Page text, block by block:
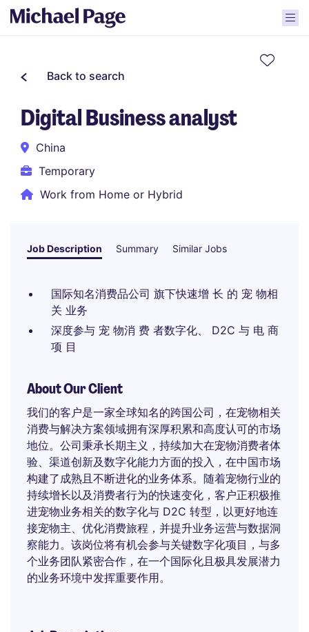
Back to search
Digital Business analyst
China
Temporary
Work from Home or Hybrid
Job Description Summary Similar Jobs
国际知名消费品公司 旗下快速增 长 的 宠 物相
关 业务
深度参与 宠 物消 费 者数字化、 D2C 与 电 商
项 目
About Our Client
我们的客户是一家全球知名的跨国公司，在宠物相关
消费与解决方案领域拥有深厚积累和高度认可的市场
地位。公司秉承长期主义，持续加大在宠物消费者体
验、渠道创新及数字化能力方面的投入，在中国市场
构建了成熟且不断进化的业务体系。随着宠物行业的
持续增长以及消费者行为的快速变化，客户正积极推
进宠物业务相关的数字化与 D2C 转型，以更好地连
接宠物主、优化消费旅程，并提升业务运营与数据洞
察能力。该岗位将有机会参与关键数字化项目，与多
个业务团队紧密合作，在一个国际化且极具发展潜力
的业务环境中发挥重要作用。